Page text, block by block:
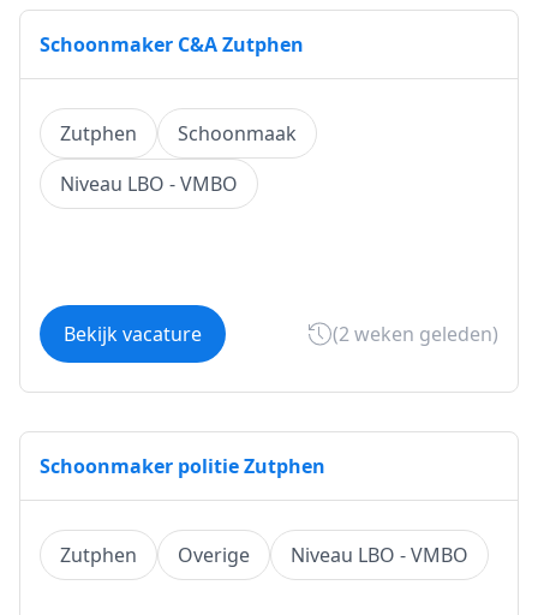
Schoonmaker C&A Zutphen
Zutphen
Schoonmaak
Niveau LBO - VMBO
Bekijk vacature (2 weken geleden)
Schoonmaker politie Zutphen
Zutphen Overige Niveau LBO - VMBO